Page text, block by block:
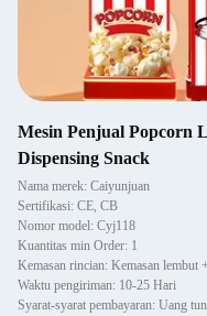
Mesin Penjual Popcorn
Dispensing Snack
Nama merek: Caiyunjuan
Sertifikasi: CE, CB
Nomor model: Cyj118
Kuantitas min Order: 1
Kemasan rincian: Kemasan lembut
Waktu pengiriman: 10-25 Hari
Syarat-syarat pembayaran: Uang